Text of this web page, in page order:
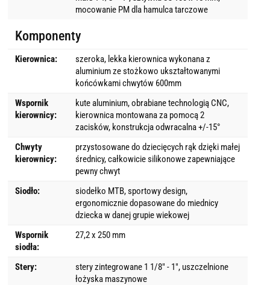
mocowanie PM dla hamulca tarczowe
Komponenty
Kierownica:
szeroka, lekka kierownica wykonana z
aluminium ze stożkowo ukształtowanymi
końcówkami chwytów 600mm
Wspornik
kierownicy:
kute aluminium, obrabiane technologią CNC,
kierownica montowana za pomocą 2
zacisków, konstrukcja odwracalna +/-15°
Chwyty
kierownicy:
przystosowane do dziecięcych rąk dzięki małej
średnicy, całkowicie silikonowe zapewniające
pewny chwyt
Siodło:
siodełko MTB, sportowy design,
ergonomicznie dopasowane do miednicy
dziecka w danej grupie wiekowej
Wspornik
siodła:
27,2 x 250 mm
Stery:
stery zintegrowane 1 1/8″ - 1″, uszczelnione
łożyska maszynowe